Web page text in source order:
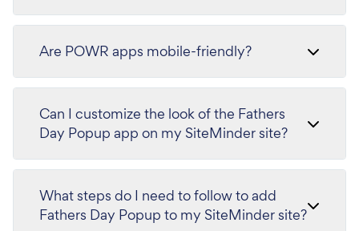
Are POWR apps mobile-friendly?
Can I customize the look of the Fathers
Day Popup app on my SiteMinder site?
What steps do I need to follow to add
Fathers Day Popup to my SiteMinder site?